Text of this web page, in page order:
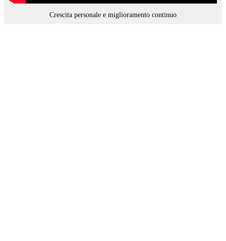
Crescita personale e miglioramento continuo